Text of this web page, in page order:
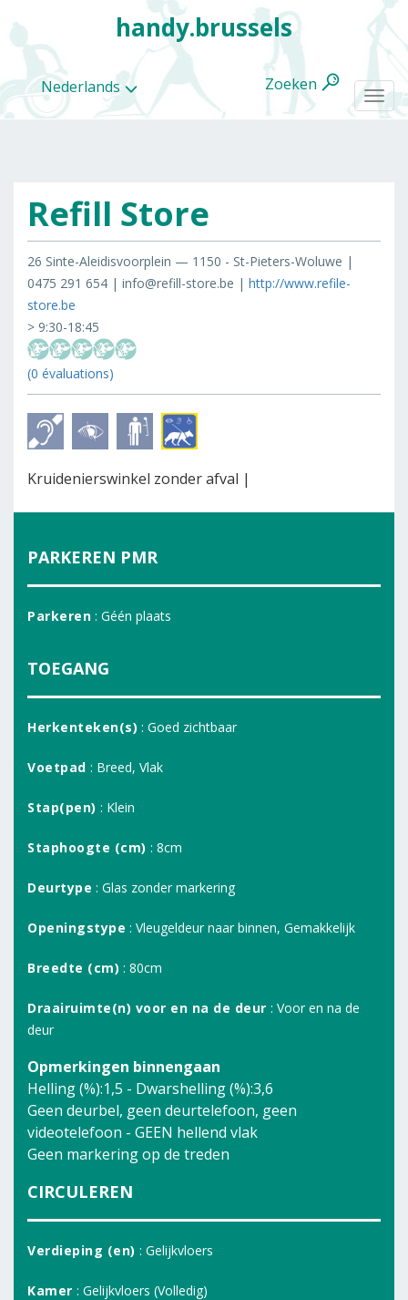
Nederlands
handy.brussels
Zoeken
Refill Store
26 Sinte-Aleidisvoorplein — 1150 - St-Pieters-Woluwe |
0475 291 654 | info@refill-store.be | http://www.refile-
store.be
> 9:30-18:45
(0 évaluations)
Kruidenierswinkel zonder afval |
PARKEREN PMR
Parkeren : Géén plaats
TOEGANG
Herkenteken(s) : Goed zichtbaar
Voetpad : Breed, Vlak
Stap(pen) : Klein
Staphoogte (cm) : 8cm
Deurtype : Glas zonder markering
Openingstype : Vleugeldeur naar binnen, Gemakkelijk
Breedte (cm) : 80cm
Draairuimte(n) voor en na de deur : Voor en na de
deur
Opmerkingen binnengaan
Helling (%):1,5 - Dwarshelling (%):3,6
Geen deurbel, geen deurtelefoon, geen
videotelefoon - GEEN hellend vlak
Geen markering op de treden
CIRCULEREN
Verdieping (en) : Gelijkvloers
Kamer : Gelijkvloers (Volledig)
Alle
categorieën